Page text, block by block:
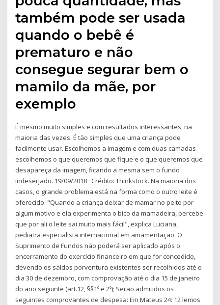
também pode ser usada
quando o bebê é
prematuro e não
consegue segurar bem o
mamilo da mãe, por
exemplo
É mesmo muito simples e com resultados interessantes, na
maioria das vezes. É tão simples que uma criança pode
facilmente usar. Escolhemos a imagem e com duas camadas
escolhemos o que queremos que fique e o que queremos que
desapareça da imagem, ficando a mesma sem o fundo
indeserjado. 19/09/2018 · Crédito: Thinkstock. Na maioria dos
casos, o grande problema está na forma como o outro leite é
oferecido. "Quando a criança deixar de mamar no peito por
algum motivo e ela experimenta o bico da mamadeira, percebe
que por ali o leite sai muito mais fácil", explica Luciana,
pediatra especialista internacional em amamentação. O
Suprimento de Fundos não poderá ser aplicado após o
encerramento do exercício financeiro em que for concedido,
devendo os saldos porventura existentes ser recolhidos até o
dia 30 de dezembro, com comprovação até o dia 15 de janeiro
do ano seguinte (art.12, §§1º e 2º); Serão admitidos os
seguintes comprovantes de despesa: Em Mateus 24: 12 lemos